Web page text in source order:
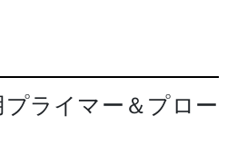
ライマー＆プロー